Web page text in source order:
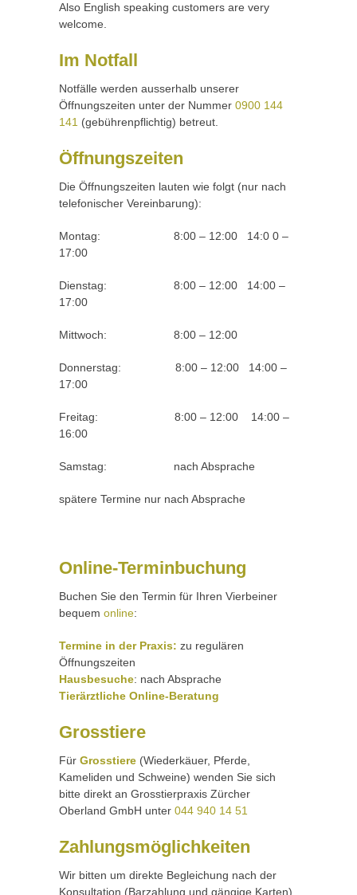
Also English speaking customers are very
welcome.
Im Notfall
Notfälle werden ausserhalb unserer
Öffnungszeiten unter der Nummer 0900 144
141 (gebührenpflichtig) betreut.
Öffnungszeiten
Die Öffnungszeiten lauten wie folgt (nur nach
telefonischer Vereinbarung):
Montag: 8:00 – 12:00 14:0 0 –
17:00
Dienstag: 8:00 – 12:00 14:00 –
17:00
Mittwoch: 8:00 – 12:00
Donnerstag: 8:00 – 12:00 14:00 –
17:00
Freitag: 8:00 – 12:00 14:00 –
16:00
Samstag: nach Absprache
spätere Termine nur nach Absprache
Online-Terminbuchung
Buchen Sie den Termin für Ihren Vierbeiner
bequem online:
Termine in der Praxis: zu regulären
Öffnungszeiten
Hausbesuche: nach Absprache
Tierärztliche Online-Beratung
Grosstiere
Für Grosstiere (Wiederkäuer, Pferde,
Kameliden und Schweine) wenden Sie sich
bitte direkt an Grosstierpraxis Zürcher
Oberland GmbH unter 044 940 14 51
Zahlungsmöglichkeiten
Wir bitten um direkte Begleichung nach der
Konsultation (Barzahlung und gängige Karten).